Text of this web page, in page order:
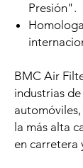
Presión".
BMC Air
industrias
la más alta
en carretera